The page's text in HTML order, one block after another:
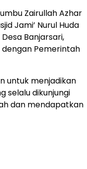
Zairullah Azhar
Jami’ Nurul Huda
Banjarsari,
Pemerintah
untuk menjadikan
selalu dikunjungi
dan mendapatkan